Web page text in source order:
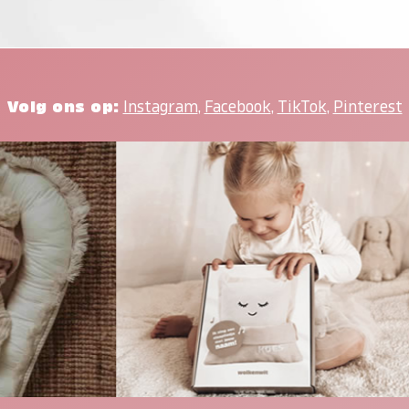
Volg ons op: Instagram, Facebook, TikTok, Pinterest